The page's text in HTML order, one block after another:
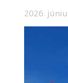
2026.